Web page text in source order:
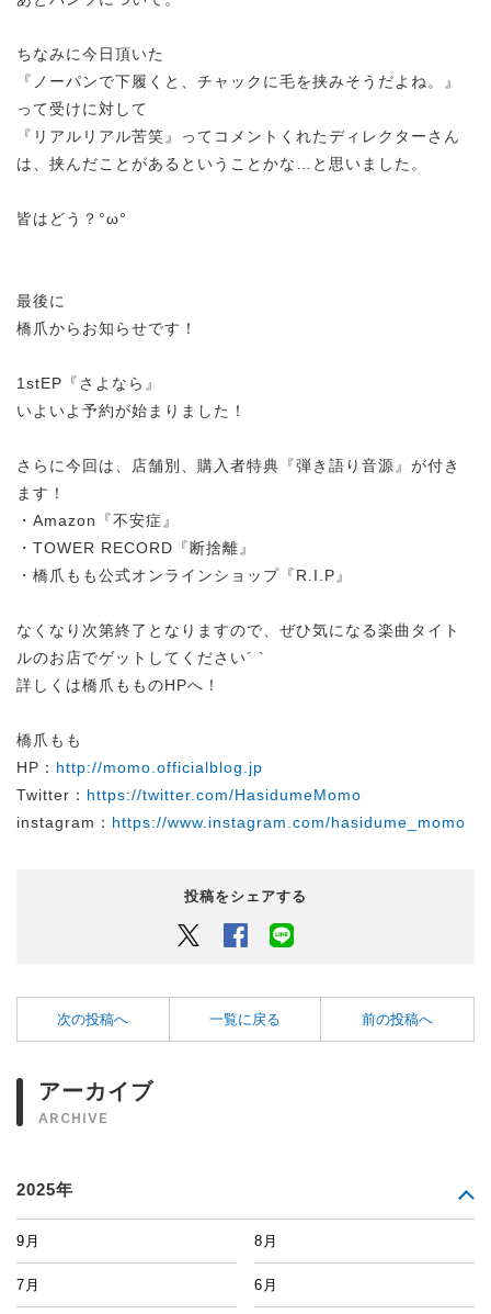
ちなみに今日頂いた
『ノーパンで下履くと、チャックに毛を挟みそうだよね。』
って受けに対して
『リアルリアル苦笑』ってコメントくれたディレクターさん
は、挟んだことがあるということかな…と思いました。
皆はどう？°ω°
最後に
橋爪からお知らせです！
1stEP『さよなら』
いよいよ予約が始まりました！
さらに今回は、店舗別、購入者特典『弾き語り音源』が付き
ます！
・Amazon『不安症』
・TOWER RECORD『断捨離』
・橋爪もも公式オンラインショップ『R.I.P』
なくなり次第終了となりますので、ぜひ気になる楽曲タイト
ルのお店でゲットしてください´ `
詳しくは橋爪もものHPへ！
橋爪もも
HP： http://momo.officialblog.jp
Twitter： https://twitter.com/HasidumeMomo
instagram： https://www.instagram.com/hasidume_momo
投稿をシェアする
Twitter Facebook
次の投稿へ 一覧に戻る 前の投稿へ
アーカイブ
ARCHIVE
2025年
9月 8月
7月 6月